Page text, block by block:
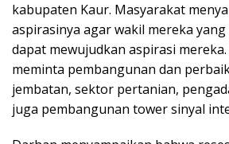
kabupaten Kaur. Masyarakat
aspirasinya agar wakil mereka
dapat mewujudkan aspirasi
meminta pembangunan dan
jembatan, sektor pertanian,
juga pembangunan tower sinyal